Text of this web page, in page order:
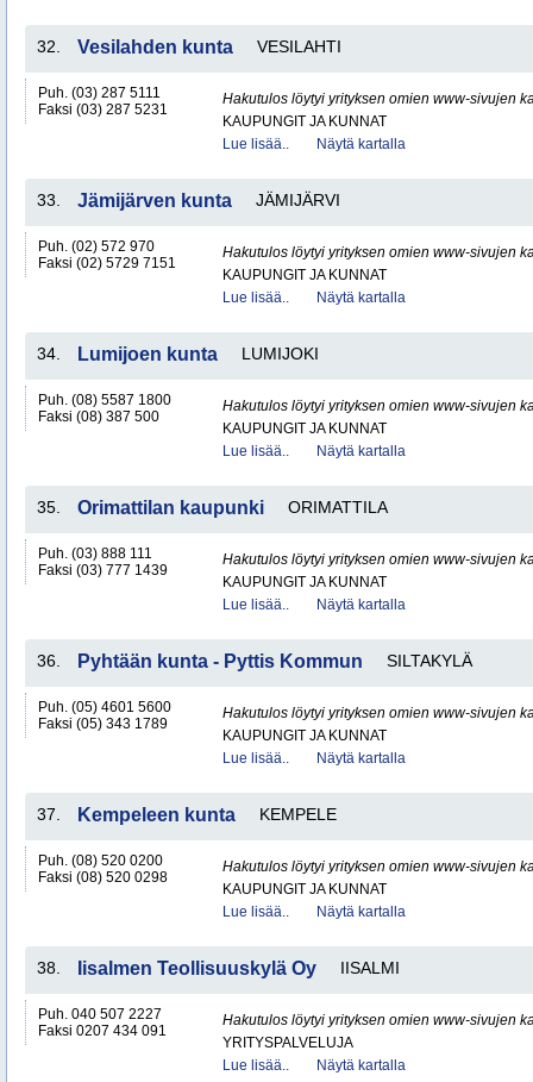
32. Vesilahden kunta VESILAHTI
Puh. (03) 287 5111
Faksi (03) 287 5231
Hakutulos löytyi yrityksen omien www-sivujen
KAUPUNGIT JA KUNNAT
Lue lisää..
Näytä kartalla
33. Jämijärven kunta JÄMIJÄRVI
Puh. (02) 572 970
Faksi (02) 5729 7151
Hakutulos löytyi yrityksen omien www-sivujen
KAUPUNGIT JA KUNNAT
Lue lisää..
Näytä kartalla
34. Lumijoen kunta LUMIJOKI
Puh. (08) 5587 1800
Faksi (08) 387 500
Hakutulos löytyi yrityksen omien www-sivujen
KAUPUNGIT JA KUNNAT
Lue lisää..
Näytä kartalla
35. Orimattilan kaupunki ORIMATTILA
Puh. (03) 888 111
Faksi (03) 777 1439
Hakutulos löytyi yrityksen omien www-sivujen
KAUPUNGIT JA KUNNAT
Lue lisää..
Näytä kartalla
36. Pyhtään kunta - Pyttis Kommun SILTAKYLÄ
Puh. (05) 4601 5600
Faksi (05) 343 1789
Hakutulos löytyi yrityksen omien www-sivujen
KAUPUNGIT JA KUNNAT
Lue lisää..
Näytä kartalla
37. Kempeleen kunta KEMPELE
Puh. (08) 520 0200
Faksi (08) 520 0298
Hakutulos löytyi yrityksen omien www-sivujen
KAUPUNGIT JA KUNNAT
Lue lisää..
Näytä kartalla
38. Iisalmen Teollisuuskylä Oy IISALMI
Puh. 040 507 2227
Faksi 0207 434 091
Hakutulos löytyi yrityksen omien www-sivujen
YRITYSPALVELUJA
Lue lisää..
Näytä kartalla